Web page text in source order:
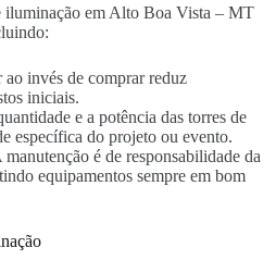
iluminação em Alto Boa Vista – MT
ao invés de comprar reduz
iniciais.
e a potência das torres de
específica do projeto ou evento.
manutenção é de responsabilidade da
equipamentos sempre em bom